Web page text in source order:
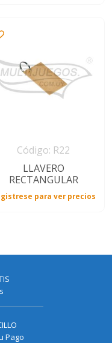
Código: R22
LLAVERO
RECTANGULAR
para ver precios
Pago